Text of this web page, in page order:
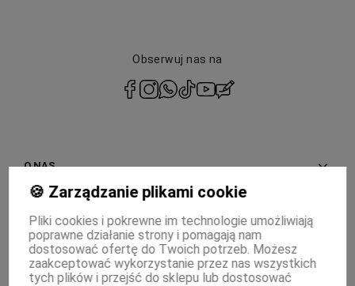
Obserwuj nas na
O NAS
INFORMACJE
PŁATNOŚCI I DOSTAWA
MOJE KONTO
🍪 Zarządzanie plikami cookie
Pliki cookies i pokrewne im technologie umożliwiają
poprawne działanie strony i pomagają nam
dostosować ofertę do Twoich potrzeb. Możesz
zaakceptować wykorzystanie przez nas wszystkich
tych plików i przejść do sklepu lub dostosować